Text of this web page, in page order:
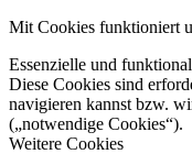
Mit Cookies funktioniert
Essenzielle und
Diese Cookies sind
navigieren kannst bzw.
(„notwendige Cookies“).
Weitere Cookies